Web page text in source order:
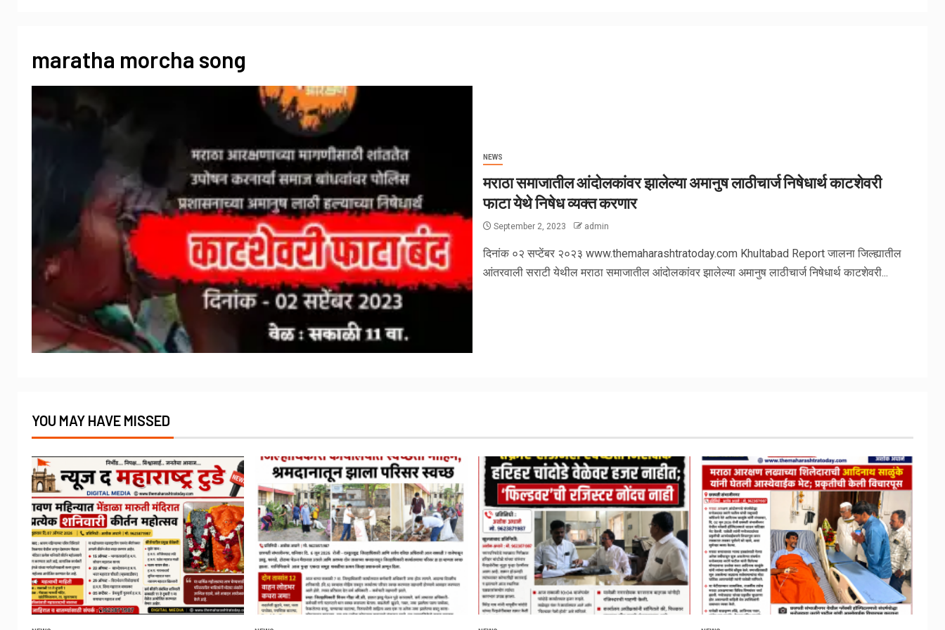
maratha morcha song
NEWS
मराठा समाजातील आंदोलकांवर झालेल्या अमानुष लाठीचार्ज निषेधार्थ काटशेवरी
फाटा येथे निषेध व्यक्त करणार
September 2, 2023 admin
दिनांक ०२ सप्टेंबर २०२३ www.themaharashtratoday.com Khultabad Report जालना जिल्ह्यातील
आंतरवाली सराटी येथील मराठा समाजातील आंदोलकांवर झालेल्या अमानुष लाठीचार्ज निषेधार्थ काटशेवरी...
YOU MAY HAVE MISSED